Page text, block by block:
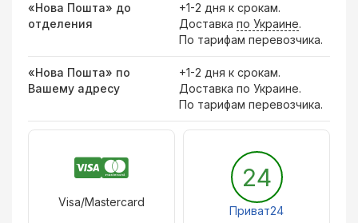
«Нова Пошта» до
отделения
+1-2 дня к срокам.
Доставка по Украине.
По тарифам перевозчика.
«Нова Пошта» по
Вашему адресу
+1-2 дня к срокам.
Доставка по Украине.
По тарифам перевозчика.
Visa/Mastercard
24
Приват24